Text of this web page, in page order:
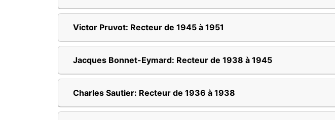
Victor Pruvot: Recteur de 1945 à 1951
Jacques Bonnet-Eymard: Recteur de 1938 à 1945
Charles Sautier: Recteur de 1936 à 1938